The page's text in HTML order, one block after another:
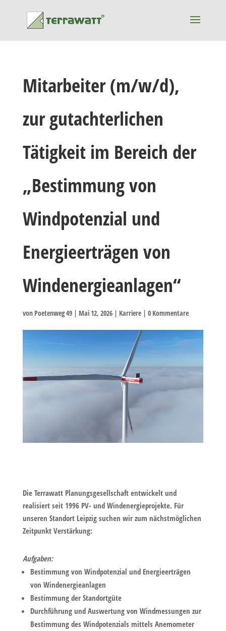
Mitarbeiter (m/w/d),
zur gutachterlichen
Tätigkeit im Bereich der
„Bestimmung von
Windpotenzial und
Energieerträgen von
Windenergieanlagen“
von Poetenweg 49| Mai 12, 2026| Karriere| 0 Kommentare
Die Terrawatt Planungsgesellschaft entwickelt und
realisiert seit 1996 PV- und Windenergieprojekte. Für
unseren Standort Leipzig suchen wir zum nächstmöglichen
Zeitpunkt Verstärkung:
Aufgaben:
Bestimmung von Windpotenzial und Energieerträgen
von Windenergieanlagen
Bestimmung der Standortgüte
Durchführung und Auswertung von Windmessungen zur
Bestimmung des Windpotenzials mittels Anemometer